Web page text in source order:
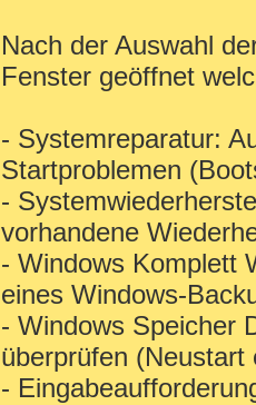
Nach der Auswahl
Fenster geöffnet
- Systemreparatur:
Startproblemen
-
vorhandene
- Windows Komplett
eines Windows-
- Windows Speicher
überprüfen (Neustart
-